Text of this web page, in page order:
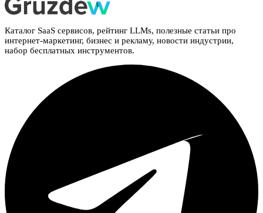
Каталог SaaS сервисов, рейтинг LLMs, полезные статьи про
интернет-маркетинг, бизнес и рекламу, новости индустрии,
набор бесплатных инструментов.